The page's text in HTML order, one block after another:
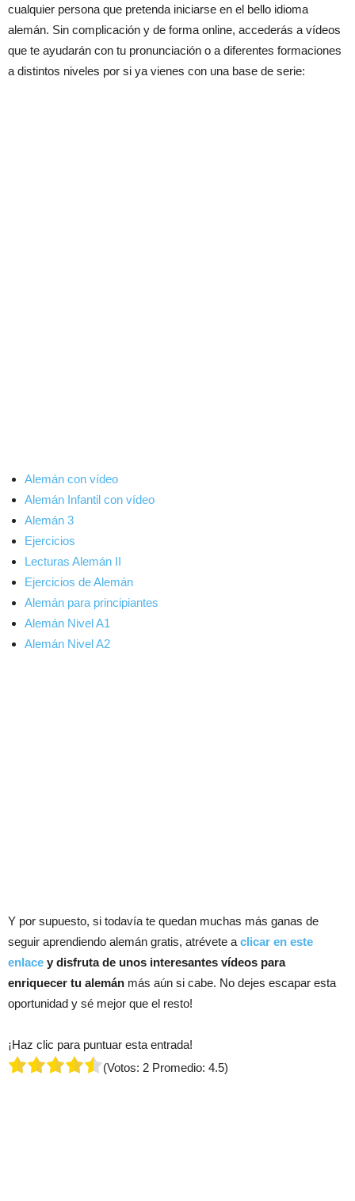
cualquier persona que pretenda iniciarse en el bello idioma
alemán. Sin complicación y de forma online, accederás a vídeos
que te ayudarán con tu pronunciación o a diferentes formaciones
a distintos niveles por si ya vienes con una base de serie:
Alemán con vídeo
Alemán Infantil con vídeo
Alemán 3
Ejercicios
Lecturas Alemán II
Ejercicios de Alemán
Alemán para principiantes
Alemán Nivel A1
Alemán Nivel A2
Y por supuesto, si todavía te quedan muchas más ganas de
seguir aprendiendo alemán gratis, atrévete a clicar en este
enlace y disfruta de unos interesantes vídeos para
enriquecer tu alemán más aún si cabe. No dejes escapar esta
oportunidad y sé mejor que el resto!
¡Haz clic para puntuar esta entrada!
(Votos: 2 Promedio: 4.5)